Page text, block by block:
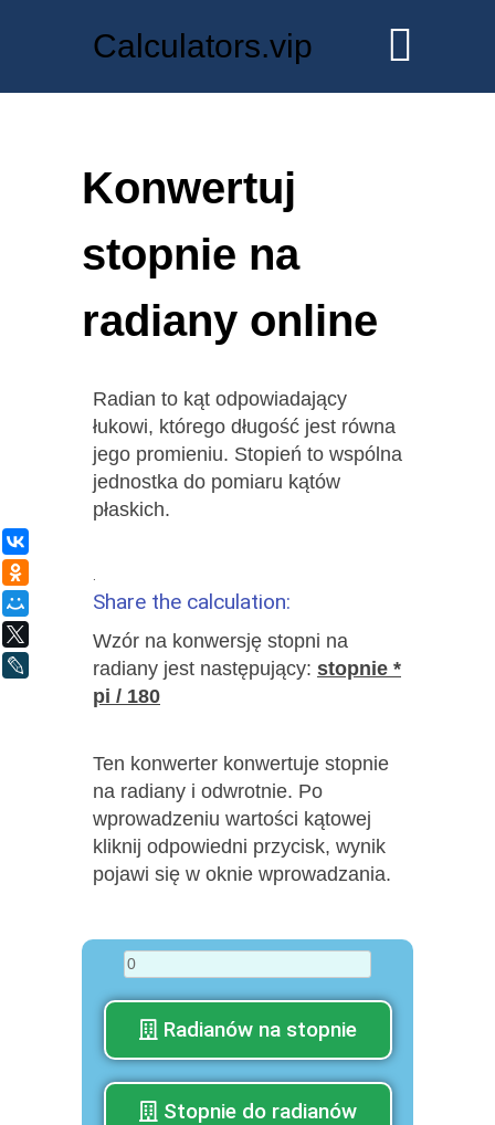
Calculators.vip
Konwertuj
stopnie na
radiany online
Radian to kąt odpowiadający
łukowi, którego długość jest równa
jego promieniu. Stopień to wspólna
jednostka do pomiaru kątów
płaskich.
Share the calculation:
Wzór na konwersję stopni na
radiany jest następujący: stopnie *
pi / 180
Ten konwerter konwertuje stopnie
na radiany i odwrotnie. Po
wprowadzeniu wartości kątowej
kliknij odpowiedni przycisk, wynik
pojawi się w oknie wprowadzania.
Radianów na stopnie
Stopnie do radianów
Мой Мир
LiveJournal